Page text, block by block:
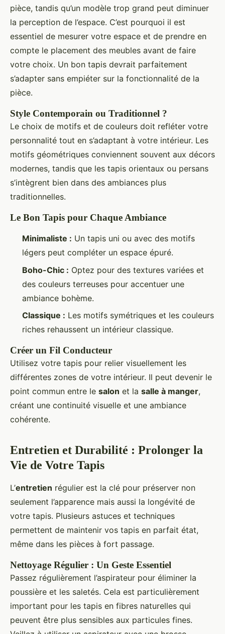
pièce, tandis qu’un modèle trop grand peut diminuer
la perception de l’espace. C’est pourquoi il est
essentiel de mesurer votre espace et de prendre en
compte le placement des meubles avant de faire
votre choix. Un bon tapis devrait parfaitement
s’adapter sans empiéter sur la fonctionnalité de la
pièce.
Style Contemporain ou Traditionnel ?
Le choix de motifs et de couleurs doit refléter votre
personnalité tout en s’adaptant à votre intérieur. Les
motifs géométriques conviennent souvent aux décors
modernes, tandis que les tapis orientaux ou persans
s’intègrent bien dans des ambiances plus
traditionnelles.
Le Bon Tapis pour Chaque Ambiance
Minimaliste : Un tapis uni ou avec des motifs
légers peut compléter un espace épuré.
Boho-Chic : Optez pour des textures variées et
des couleurs terreuses pour accentuer une
ambiance bohème.
Classique : Les motifs symétriques et les couleurs
riches rehaussent un intérieur classique.
Créer un Fil Conducteur
Utilisez votre tapis pour relier visuellement les
différentes zones de votre intérieur. Il peut devenir le
point commun entre le salon et la salle à manger,
créant une continuité visuelle et une ambiance
cohérente.
Entretien et Durabilité : Prolonger la
Vie de Votre Tapis
L’entretien régulier est la clé pour préserver non
seulement l’apparence mais aussi la longévité de
votre tapis. Plusieurs astuces et techniques
permettent de maintenir vos tapis en parfait état,
même dans les pièces à fort passage.
Nettoyage Régulier : Un Geste Essentiel
Passez régulièrement l’aspirateur pour éliminer la
poussière et les saletés. Cela est particulièrement
important pour les tapis en fibres naturelles qui
peuvent être plus sensibles aux particules fines.